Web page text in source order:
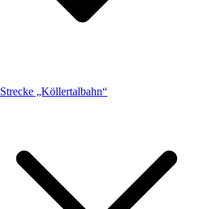
Strecke „Köllertalbahn“